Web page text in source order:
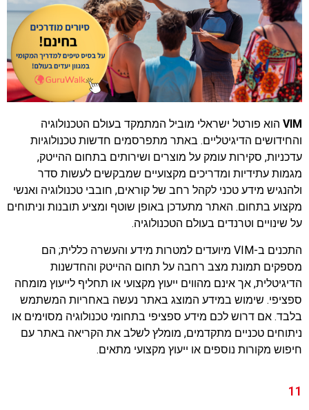
VIM הוא פורטל ישראלי מוביל המתמקד בעולם הטכנולוגיה
והחידושים הדיגיטליים. באתר מתפרסמים חדשות טכנולוגיות
עדכניות, סקירות עומק על מוצרים ושירותים בתחום ההייטק,
מגמות עתידיות ומדריכים מקצועיים שמבקשים לעשות סדר
ולהנגיש מידע טכני לקהל רחב של קוראים, חובבי טכנולוגיה ואנשי
מקצוע בתחום. האתר מתעדכן באופן שוטף ומציע תובנות וניתוחים
על שינויים וטרנדים בעולם הטכנולוגיה.
התכנים ב-VIM מיועדים למטרות מידע והעשרה כללית; הם
מספקים תמונת מצב רחבה על תחום ההייטק והחדשנות
הדיגיטלית, אך אינם מהווים ייעוץ מקצועי או תחליף לייעוץ מומחה
ספציפי. שימוש במידע המוצג באתר נעשה באחריות המשתמש
בלבד. אם דרוש לכם מידע ספציפי בתחומי טכנולוגיה מסוימים או
ניתוחים טכניים מתקדמים, מומלץ לשלב את הקריאה באתר עם
חיפוש מקורות נוספים או ייעוץ מקצועי מתאים.
11